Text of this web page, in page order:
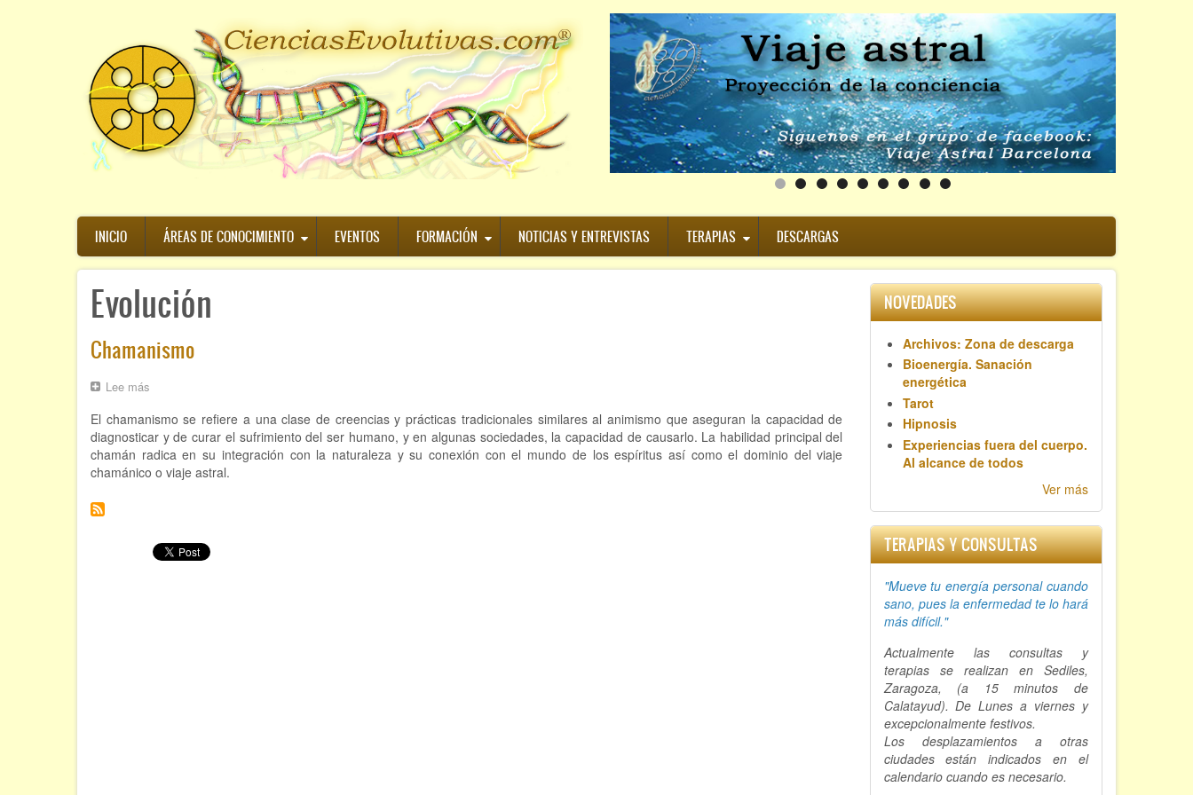
Navegación
principal
INICIO ÁREAS DE CONOCIMIENTO EVENTOS FORMACIÓN NOTICIAS Y ENTREVISTAS TERAPIAS DESCARGAS
Evolución
Chamanismo
Lee más
El chamanismo se refiere a una clase de creencias y prácticas tradicionales similares al animismo que aseguran la capacidad de
diagnosticar y de curar el sufrimiento del ser humano, y en algunas sociedades, la capacidad de causarlo. La habilidad principal del
chamán radica en su integración con la naturaleza y su conexión con el mundo de los espíritus así como el dominio del viaje
chamánico o viaje astral.
NOVEDADES
Archivos: Zona de descarga
Bioenergía. Sanación
energética
Tarot
Hipnosis
Experiencias fuera del cuerpo.
Al alcance de todos
Ver más
TERAPIAS Y CONSULTAS
"Mueve tu energía personal cuando
sano, pues la enfermedad te lo hará
más difícil."
Actualmente las consultas y
terapias se realizan en Sediles,
Zaragoza, (a 15 minutos de
Calatayud). De Lunes a viernes y
excepcionalmente festivos.
Los desplazamientos a otras
ciudades están indicados en el
calendario cuando es necesario.